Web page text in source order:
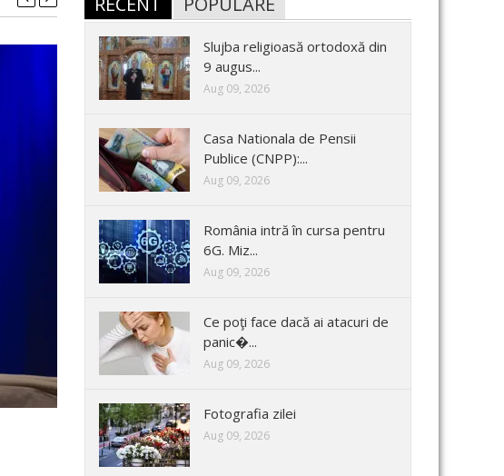
Slujba religioasă ortodoxă din
9 augus...
Aug 09, 2026
Casa Nationala de Pensii
Publice (CNPP):...
Aug 09, 2026
România intră în cursa pentru
6G. Miz...
Aug 09, 2026
Ce poţi face dacă ai atacuri de
panic�...
Aug 09, 2026
Fotografia zilei
Aug 09, 2026